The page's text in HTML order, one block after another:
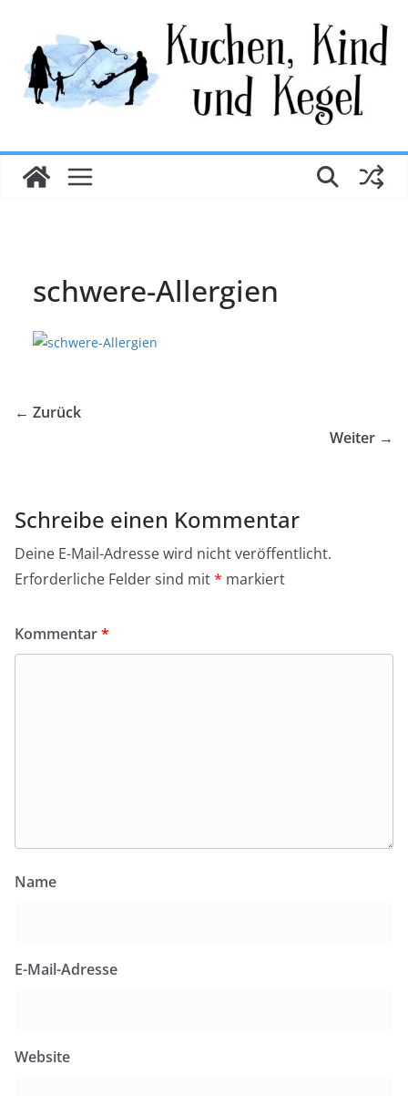
springen
schwere-Allergien
← Zurück
Weiter →
Schreibe einen Kommentar
Deine E-Mail-Adresse wird nicht veröffentlicht.
Erforderliche Felder sind mit* markiert
Kommentar*
Name
E-Mail-Adresse
Website